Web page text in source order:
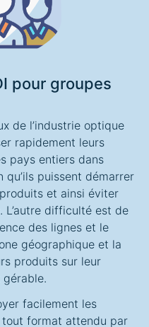
pour groupes
de l’industrie optique
rapidement leurs
pays entiers dans
puissent démarrer
et ainsi éviter
L’autre difficulté est de
des lignes et le
géographique et la
produits sur leur
facilement les
tout format attendu par